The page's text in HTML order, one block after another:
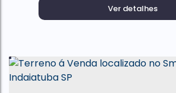
Ver detalhes